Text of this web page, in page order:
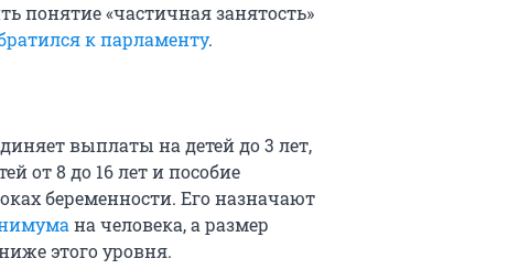
понятие «частичная занятость»
к парламенту.
выплаты на детей до 3 лет,
от 8 до 16 лет и пособие
беременности. Его назначают
на человека, а размер
этого уровня.